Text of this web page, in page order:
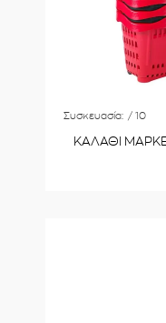
Συσκευασία: / 10
ΚΑΛΑΘΙ